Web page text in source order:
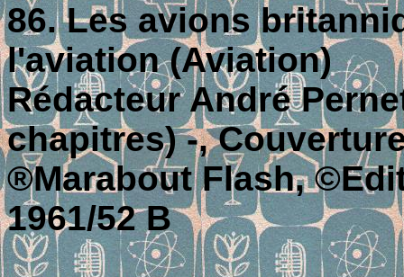
86. Les avions
l'aviation (Aviation)
Rédacteur André
chapitres) -,
®Marabout Flash,
1961/52 B